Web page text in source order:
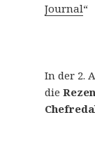
Journal“
In der 2.
die